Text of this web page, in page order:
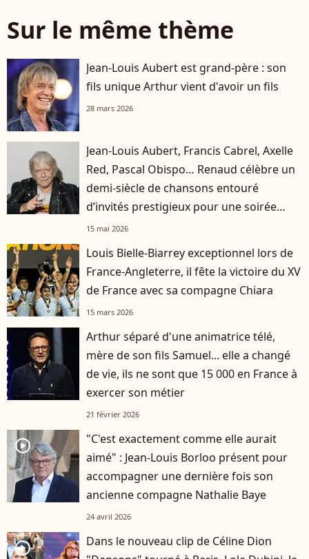
Sur le même thème
Jean-Louis Aubert est grand-père : son
fils unique Arthur vient d'avoir un fils
28 mars 2026
Jean-Louis Aubert, Francis Cabrel, Axelle
Red, Pascal Obispo… Renaud célèbre un
demi-siècle de chansons entouré
d’invités prestigieux pour une soirée
historique au Zénith
15 mai 2026
Louis Bielle-Biarrey exceptionnel lors de
France-Angleterre, il fête la victoire du XV
de France avec sa compagne Chiara
15 mars 2026
Arthur séparé d'une animatrice télé,
mère de son fils Samuel... elle a changé
de vie, ils ne sont que 15 000 en France à
exercer son métier
21 février 2026
player2
"C'est exactement comme elle aurait
aimé" : Jean-Louis Borloo présent pour
accompagner une dernière fois son
ancienne compagne Nathalie Baye
24 avril 2026
player2
Dans le nouveau clip de Céline Dion